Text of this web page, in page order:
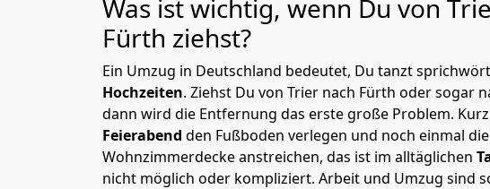
Was ist wichtig, wenn Du von
Fürth ziehst?
Ein Umzug in Deutschland bedeutet, Du tanzt
Hochzeiten. Ziehst Du von Trier nach Fürth oder sogar
dann wird die Entfernung das erste große Problem.
Feierabend den Fußboden verlegen und noch einmal die
Wohnzimmerdecke anstreichen, das ist im alltäglichen
nicht möglich oder kompliziert. Arbeit und Umzug sind